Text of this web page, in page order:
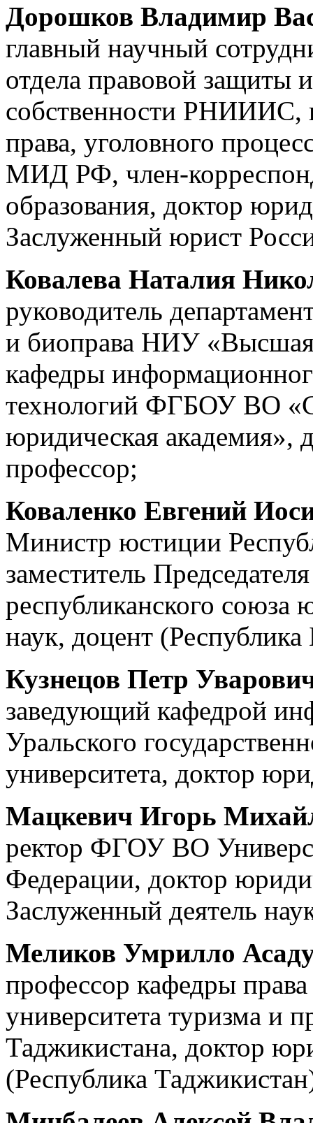
Дорошков Владимир
главный научный
отдела правовой защиты
собственности РНИИИС,
права, уголовного
МИД РФ, член-
образования, доктор
Заслуженный юрист
Ковалева Наталия
руководитель
и биоправа НИУ
кафедры
технологий ФГБОУ ВО
юридическая академия»,
профессор;
Коваленко Евгений
Министр юстиции
заместитель
республиканского союза
наук, доцент (Республика
Кузнецов Петр
заведующий кафедрой
Уральского
университета, доктор
Мацкевич Игорь
ректор ФГОУ ВО
Федерации, доктор
Заслуженный деятель
Меликов Умрилло
профессор кафедры
университета туризма и
Таджикистана, доктор
(Республика